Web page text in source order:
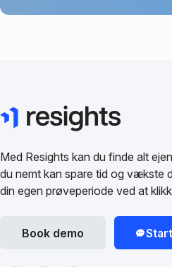
Med Resights kan du finde alt
du nemt kan spare tid og vækste
din egen prøveperiode ved at
Book demo